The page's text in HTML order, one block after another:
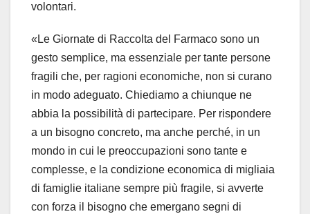
volontari.
«Le Giornate di Raccolta del Farmaco sono un
gesto semplice, ma essenziale per tante persone
fragili che, per ragioni economiche, non si curano
in modo adeguato. Chiediamo a chiunque ne
abbia la possibilità di partecipare. Per rispondere
a un bisogno concreto, ma anche perché, in un
mondo in cui le preoccupazioni sono tante e
complesse, e la condizione economica di migliaia
di famiglie italiane sempre più fragile, si avverte
con forza il bisogno che emergano segni di